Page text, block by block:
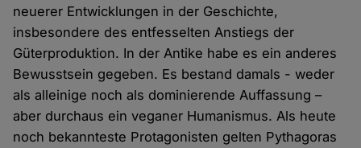
neuerer Entwicklungen in der Geschichte,
insbesondere des entfesselten Anstiegs der
Güterproduktion. In der Antike habe es ein anderes
Bewusstsein gegeben. Es bestand damals - weder
als alleinige noch als dominierende Auffassung –
aber durchaus ein veganer Humanismus. Als heute
noch bekannteste Protagonisten gelten Pythagoras